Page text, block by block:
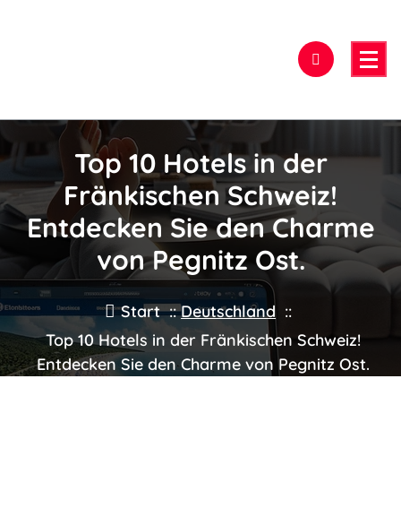
Top 10 Hotels in der
Fränkischen Schweiz!
Entdecken Sie den Charme
von Pegnitz Ost.
Start ::Deutschland::
Top 10 Hotels in der Fränkischen Schweiz!
Entdecken Sie den Charme von Pegnitz Ost.